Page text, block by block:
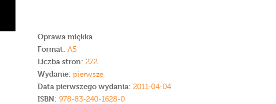
Oprawa miękka
Format: A5
Liczba stron: 272
Wydanie: pierwsze
Data pierwszego wydania: 2011-04-04
ISBN: 978-83-240-1628-0